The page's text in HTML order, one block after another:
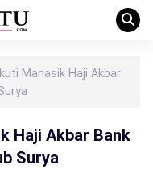
Manasik Haji Akbar
Haji Akbar Bank
Surya